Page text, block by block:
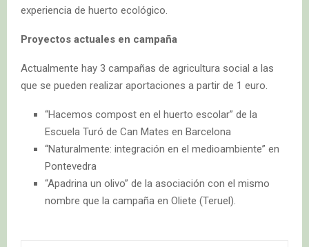
experiencia de huerto ecológico.
Proyectos actuales en campaña
Actualmente hay 3 campañas de agricultura social a las
que se pueden realizar aportaciones a partir de 1 euro.
“Hacemos compost en el huerto escolar” de la
Escuela Turó de Can Mates en Barcelona
“Naturalmente: integración en el medioambiente” en
Pontevedra
“Apadrina un olivo” de la asociación con el mismo
nombre que la campaña en Oliete (Teruel).